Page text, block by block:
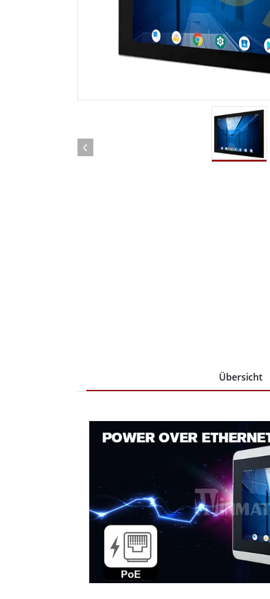
Android Fahrzeugmontierte Computer
Tablet für Fahrzeugmontierte
Funk-
Robuster Roboter-
Controller
Öl
Übersicht